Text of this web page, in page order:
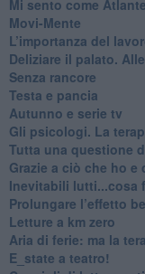
​Mi sento come Atlante
​Movi-Mente
​L’importanza del
​Deliziare il palato.
​Senza rancore
​Testa e pancia
​Autunno e serie tv
​Gli psicologi. La
​Tutta una questione
​Grazie a ciò che ho e
​Inevitabili lutti...cosa
Prolungare l’effetto
​Letture a km zero
​Aria di ferie: ma la
​E_state a teatro!